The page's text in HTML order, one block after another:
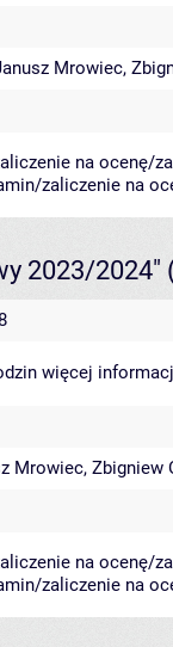
Mrowiec,
na ocenę/
zaliczenie na
2023/2024"
więcej
Mrowiec, Zbigniew
na ocenę/
zaliczenie na